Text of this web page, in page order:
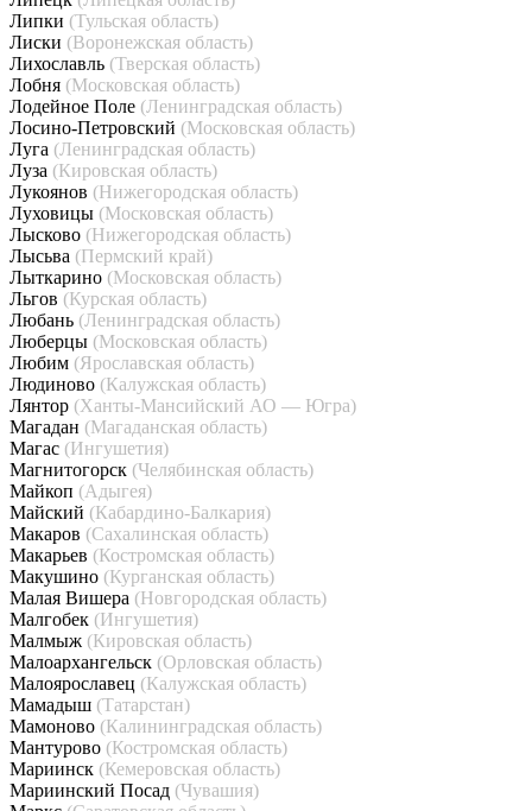
Липки (Тульская область)
Лиски (Воронежская область)
Лихославль (Тверская область)
Лобня (Московская область)
Лодейное Поле (Ленинградская область)
Лосино-Петровский (Московская область)
Луга (Ленинградская область)
Луза (Кировская область)
Лукоянов (Нижегородская область)
Луховицы (Московская область)
Лысково (Нижегородская область)
Лысьва (Пермский край)
Лыткарино (Московская область)
Льгов (Курская область)
Любань (Ленинградская область)
Люберцы (Московская область)
Любим (Ярославская область)
Людиново (Калужская область)
Лянтор (Ханты-Мансийский АО — Югра)
Магадан (Магаданская область)
Магас (Ингушетия)
Магнитогорск (Челябинская область)
Майкоп (Адыгея)
Майский (Кабардино-Балкария)
Макаров (Сахалинская область)
Макарьев (Костромская область)
Макушино (Курганская область)
Малая Вишера (Новгородская область)
Малгобек (Ингушетия)
Малмыж (Кировская область)
Малоархангельск (Орловская область)
Малоярославец (Калужская область)
Мамадыш (Татарстан)
Мамоново (Калининградская область)
Мантурово (Костромская область)
Мариинск (Кемеровская область)
Мариинский Посад (Чувашия)